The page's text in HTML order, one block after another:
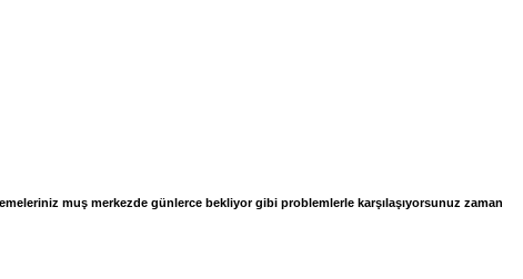
muş merkezde günlerce bekliyor gibi problemlerle karşılaşıyorsunuz zaman